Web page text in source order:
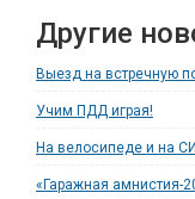
Другие
Выезд на встречную
Учим ПДД играя!
На велосипеде и на
«Гаражная амнистия-